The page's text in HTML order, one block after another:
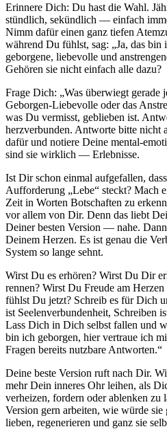
Erinnere Dich: Du hast die Wahl.
stündlich, sekündlich — einfach
Nimm dafür einen ganz tiefen
während Du fühlst, sag: „Ja, das bin
geborgene, liebevolle und
Gehören sie nicht einfach alle dazu?
Frage Dich: „Was überwiegt gerade
Geborgen-Liebevolle oder das
was Du vermisst, geblieben ist.
herzverbunden. Antworte bitte nicht
dafür und notiere Deine mental-
sind sie wirklich — Erlebnisse.
Ist Dir schon einmal aufgefallen,
Aufforderung „Lebe“ steckt? Mach
Zeit in Worten Botschaften zu
vor allem von Dir. Denn das liebt
Deiner besten Version — nahe.
Deinem Herzen. Es ist genau die
System so lange sehnt.
Wirst Du es erhören? Wirst Du Dir
rennen? Wirst Du Freude am Herzen
fühlst Du jetzt? Schreib es für Dich
ist Seelenverbundenheit, Schreiben
Lass Dich in Dich selbst fallen und
bin ich geborgen, hier vertraue ich
Fragen bereits nutzbare Antworten.“
Deine beste Version ruft nach Dir.
mehr Dein inneres Ohr leihen, als
verheizen, fordern oder ablenken zu
Version gern arbeiten, wie würde
lieben, regenerieren und ganz sie